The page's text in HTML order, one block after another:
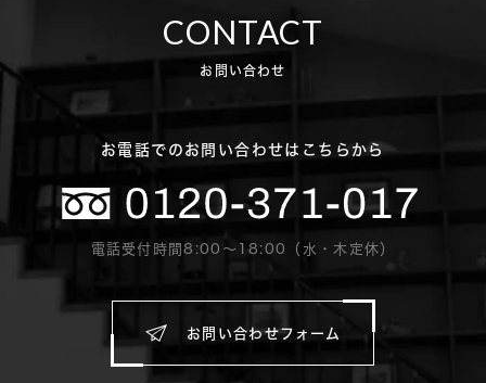
CONTACT
お問い合わせ
お電話でのお問い合わせはこちらから
電話受付時間8:00〜18:00（水・木定休）
お問い合わせフォーム